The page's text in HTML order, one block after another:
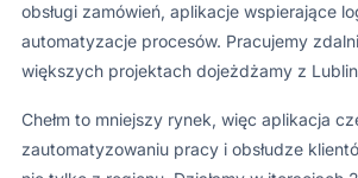
obsługi zamówień, aplikacje wspierające
automatyzacje procesów. Pracujemy
większych projektach dojeżdżamy z
Chełm to mniejszy rynek, więc aplikacja
zautomatyzowaniu pracy i obsłudze